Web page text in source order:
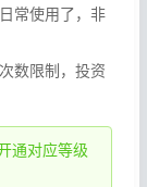
常使用了，非
数限制，投资
通对应等级